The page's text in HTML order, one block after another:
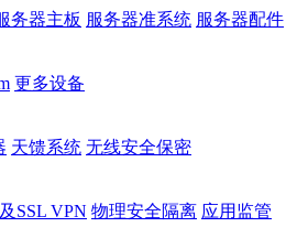
务器主板 服务器准系统 服务器配件
更多设备
天馈系统 无线安全保密
SSL VPN 物理安全隔离 应用监管